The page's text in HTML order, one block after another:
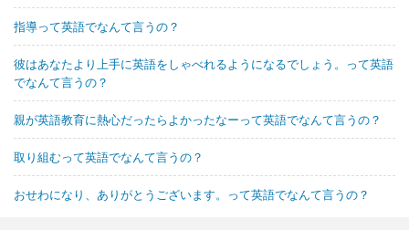
指導って英語でなんて言うの？
彼はあなたより上手に英語をしゃべれるようになるでしょう。って英語
でなんて言うの？
親が英語教育に熱心だったらよかったなーって英語でなんて言うの？
取り組むって英語でなんて言うの？
おせわになり、ありがとうございます。って英語でなんて言うの？